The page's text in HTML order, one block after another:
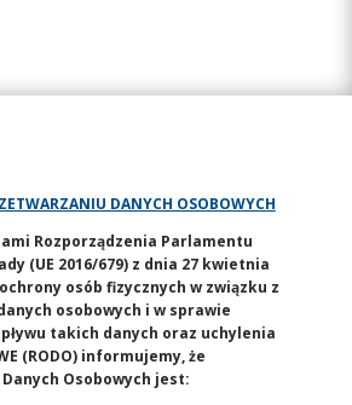
DANYCH OSOBOWYCH
Rozporządzenia Parlamentu
(UE 2016/679) z dnia 27 kwietnia
osób fizycznych w związku z
osobowych i w sprawie
takich danych oraz uchylenia
(RODO) informujemy, że
Osobowych jest: